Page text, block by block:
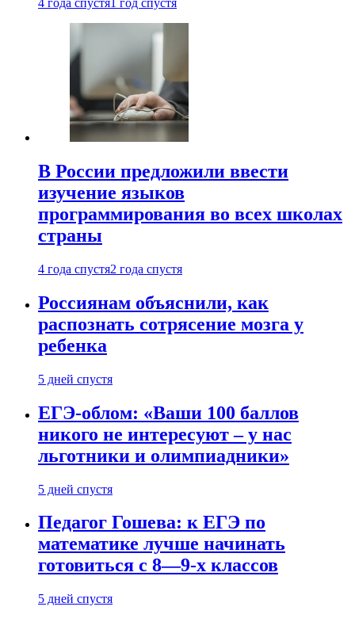
4 года спустя 1 год спустя
В России предложили ввести
изучение языков
программирования во всех школах
страны
4 года спустя2 года спустя
Россиянам объяснили, как
распознать сотрясение мозга у
ребенка
5 дней спустя
ЕГЭ-облом: «Ваши 100 баллов
никого не интересуют – у нас
льготники и олимпиадники»
5 дней спустя
Педагог Гошева: к ЕГЭ по
математике лучше начинать
готовиться с 8—9-х классов
5 дней спустя